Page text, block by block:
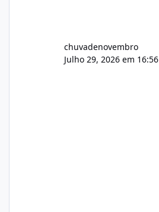
chuvadenovembro
Julho 29, 2026 em 16:56